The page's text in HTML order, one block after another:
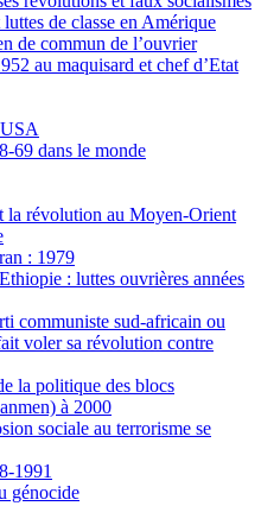
de classe en Amérique
de commun de l’ouvrier
au maquisard et chef d’Etat
69 dans le monde
la révolution au Moyen-Orient
: 1979
: luttes ouvrières années
communiste sud-africain ou
voler sa révolution contre
la politique des blocs
à 2000
sociale au terrorisme se
1991
génocide